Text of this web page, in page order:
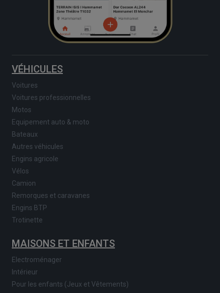
VÉHICULES
Voitures
Voitures professionnelles
Motos
Equipement auto & moto
Bateaux
Autres véhicules
Engins agricole
Vélos
Camion
Remorques et caravanes
Engins BTP
Trotinette
MAISONS ET ENFANTS
Electroménager
Intérieur
Pour les enfants (Jeux et Vêtements)